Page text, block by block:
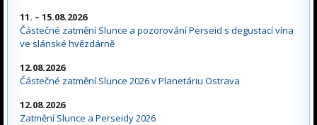
11. – 15.08.2026
Částečné zatmění Slunce a pozorování Perseid s degustací vína
ve slánské hvězdárně
12.08.2026
Částečné zatmění Slunce 2026 v Planetáriu Ostrava
12.08.2026
Zatmění Slunce a Perseidy 2026